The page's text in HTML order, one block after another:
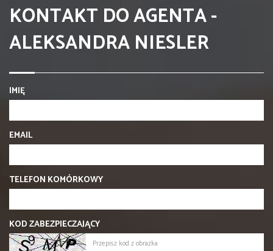
KONTAKT DO AGENTA -
ALEKSANDRA NIESLER
IMIĘ
EMAIL
TELEFON KOMÓRKOWY
KOD ZABEZPIECZAJĄCY